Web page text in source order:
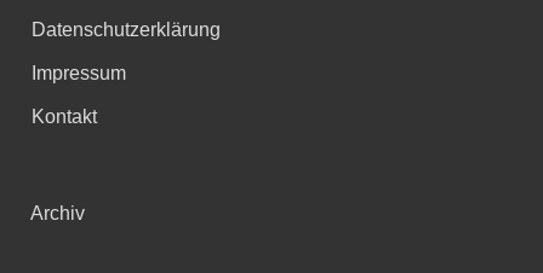
Datenschutzerklärung
Impressum
Kontakt
Archiv